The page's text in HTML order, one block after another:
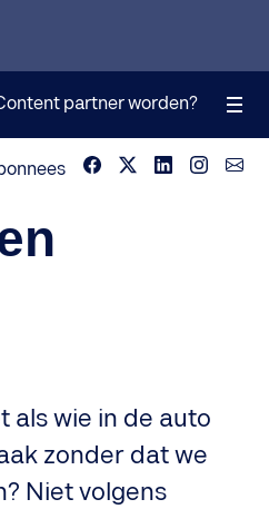
partner worden?
als wie in de auto
zonder dat we
Niet volgens